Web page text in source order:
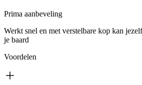
Prima aanbeveling
Werkt snel en met verstelbare kop kan
je baard
Voordelen